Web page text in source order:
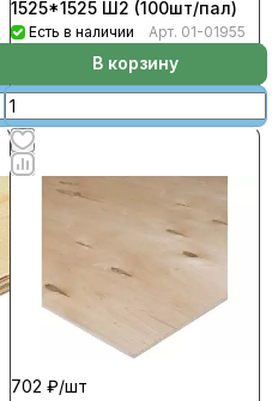
1525*1525 Ш2 (100шт/пал)
Есть в наличии Арт. 01-01955
В корзину
702 ₽/шт